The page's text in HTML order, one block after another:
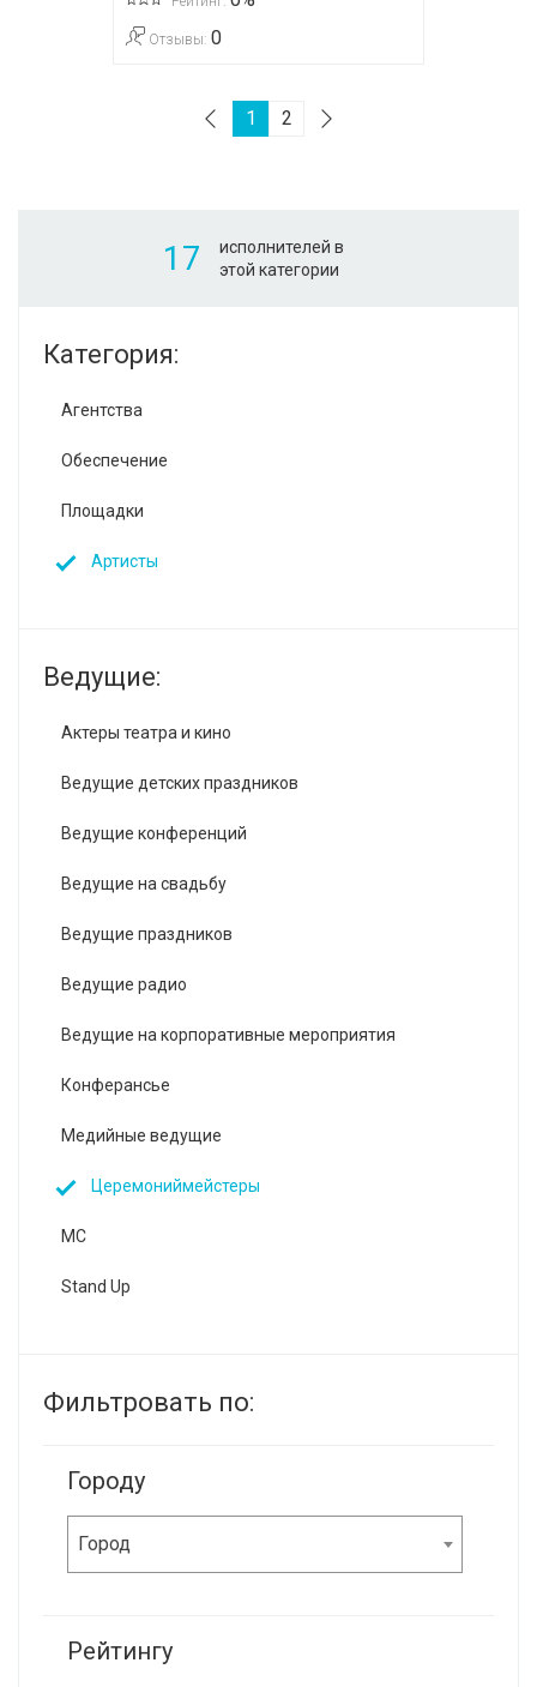
Отзывы: 0
1 2
17
исполнителей в
этой категории
Категория:
Агентства
Обеспечение
Площадки
Артисты
Ведущие:
Актеры театра и кино
Ведущие детских праздников
Ведущие конференций
Ведущие на свадьбу
Ведущие праздников
Ведущие радио
Ведущие на корпоративные мероприятия
Конферансье
Медийные ведущие
Церемониймейстеры
MC
Stand Up
Фильтровать по:
Городу
Город
Рейтингу